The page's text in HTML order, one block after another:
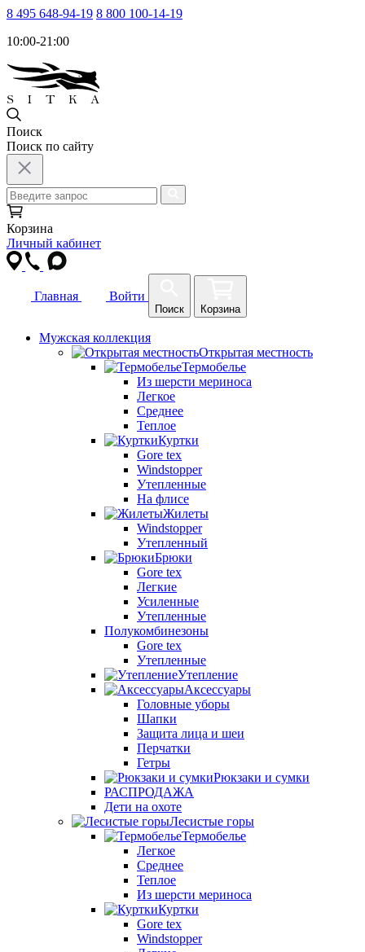
8 495 648-94-19 8 800 100-14-19
10:00-21:00
Поиск
Поиск по сайту
Корзина
Личный кабинет
Главная Войти
Поиск Корзина
Мужская коллекция
Открытая местность
Термобелье
Из шерсти мериноса
Легкое
Среднее
Теплое
Куртки
Gore tex
Windstopper
Утепленные
На флисе
Жилеты
Windstopper
Утепленный
Брюки
Gore tex
Легкие
Усиленные
Утепленные
Полукомбинезоны
Gore tex
Утепленные
Утепление
Аксессуары
Головные уборы
Шапки
Защита лица и шеи
Перчатки
Гетры
Рюкзаки и сумки
РАСПРОДАЖА
Дети на охоте
Лесистые горы
Термобелье
Легкое
Среднее
Теплое
Из шерсти мериноса
Куртки
Gore tex
Windstopper